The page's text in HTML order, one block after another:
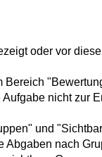
oder vor
Bereich
nicht zur
und
Abgaben nach